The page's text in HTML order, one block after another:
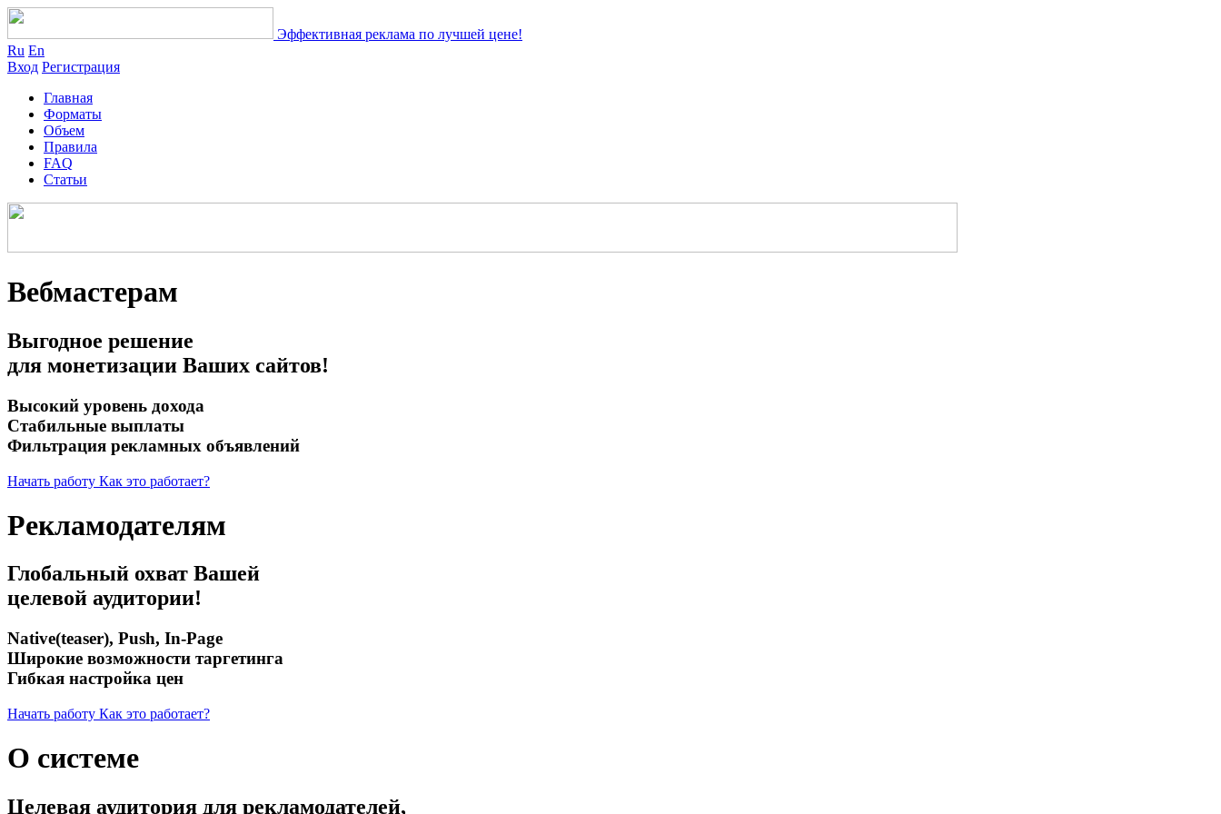
Эффективная реклама по лучшей цене!
Ru En
Вход Регистрация
Главная
Форматы
Объем
Правила
FAQ
Статьи
Вебмастерам
Выгодное решение
для монетизации Ваших сайтов!
Высокий уровень дохода
Стабильные выплаты
Фильтрация рекламных объявлений
Начать работу Как это работает?
Рекламодателям
Глобальный охват Вашей
целевой аудитории!
Native(teaser), Push, In-Page
Широкие возможности таргетинга
Гибкая настройка цен
Начать работу Как это работает?
О системе
Целевая аудитория для рекламодателей,